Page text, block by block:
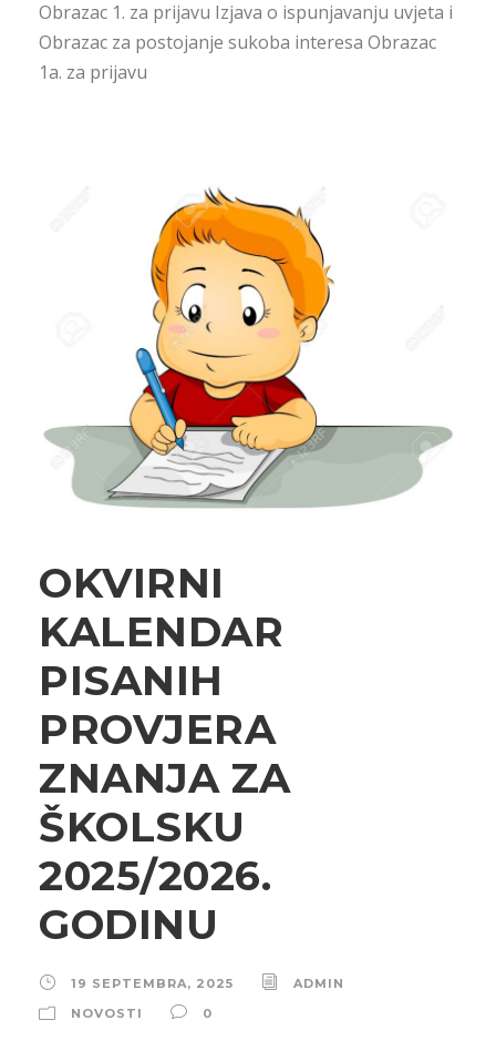
Obrazac 1. za prijavu Izjava o ispunjavanju uvjeta i
Obrazac za postojanje sukoba interesa Obrazac
1a. za prijavu
OKVIRNI
KALENDAR
PISANIH
PROVJERA
ZNANJA ZA
ŠKOLSKU
2025/2026.
GODINU
19 SEPTEMBRA, 2025
ADMIN
NOVOSTI
0